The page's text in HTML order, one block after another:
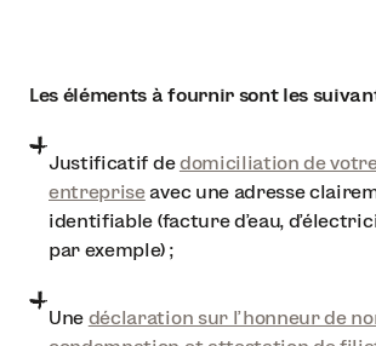
Les éléments à fournir sont les
Justificatif dedomiciliation de
entrepriseavec une adresse
identifiable (facture d'eau,
par exemple) ;
Une déclaration sur l'honneur de